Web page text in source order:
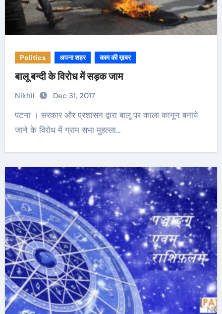
Politics अपना शहर काम की ख़बर
बालू बन्दी के विरोध में सड़क जाम
Nikhil Dec 31, 2017
पटना । सरकार और प्रशासन द्वारा बालू पर काला कानून बनाये
जाने के विरोध में ग्राम सभा मुहल्ला…